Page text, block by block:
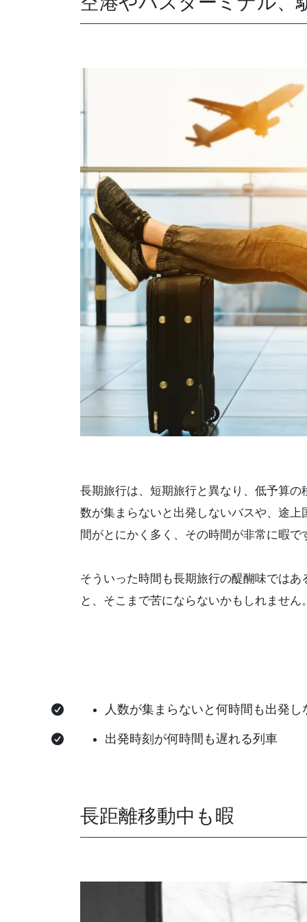
長期旅行は、短期旅行と異なり、低予算
数が集まらないと出発しないバスや、途
間がとにかく多く、その時間が非常に暇で
そういった時間も長期旅行の醍醐味では
と、そこまで苦にならないかもしれません
人数が集まらないと何時間も出発し
出発時刻が何時間も遅れる列車
長距離移動中も暇